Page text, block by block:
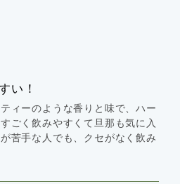
い！
ィーのような香りと味で、ハー
ごく飲みやすくて旦那も気に入
苦手な人でも、クセがなく飲み